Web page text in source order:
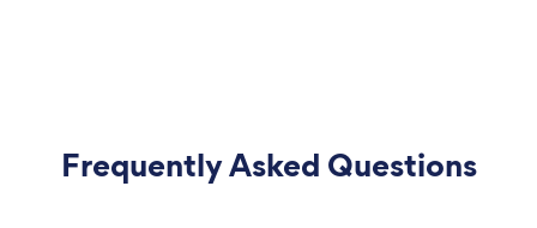
Frequently Asked Questions